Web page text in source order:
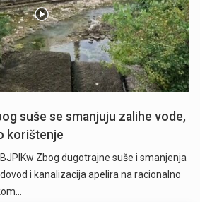
suše se smanjuju zalihe vode,
korištenje
Zbog dugotrajne suše i smanjenja
i kanalizacija apelira na racionalno